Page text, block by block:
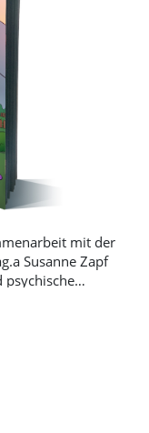
mit der
Susanne Zapf
psychische
uns gegenüber
und dabei hilft,
gesund weiter zu
und wird im
gestärkt. Dieses
dabei zu helfen,